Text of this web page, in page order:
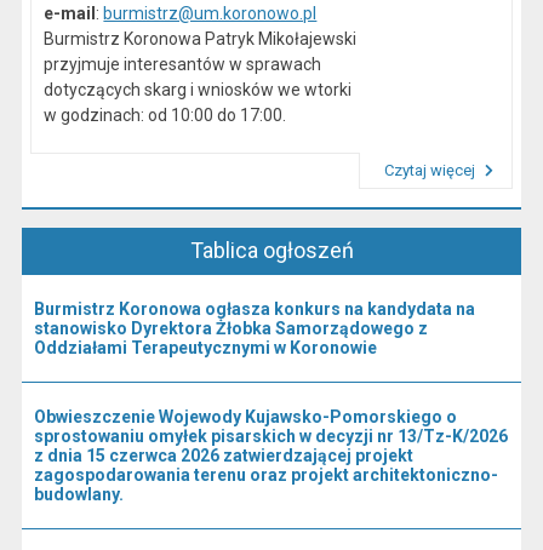
e-mail : burmistrz@um.koronowo.pl
Burmistrz Koronowa Patryk Mikołajewski
przyjmuje interesantów w sprawach
dotyczących skarg i wniosków we wtorki
w godzinach: od 10:00 do 17:00.
Czytaj więcej
Tablica ogłoszeń
Burmistrz Koronowa ogłasza konkurs na kandydata na
stanowisko Dyrektora Żłobka Samorządowego z
Oddziałami Terapeutycznymi w Koronowie
Obwieszczenie Wojewody Kujawsko-Pomorskiego o
sprostowaniu omyłek pisarskich w decyzji nr 13/Tz-K/2026
z dnia 15 czerwca 2026 zatwierdzającej projekt
zagospodarowania terenu oraz projekt architektoniczno-
budowlany.